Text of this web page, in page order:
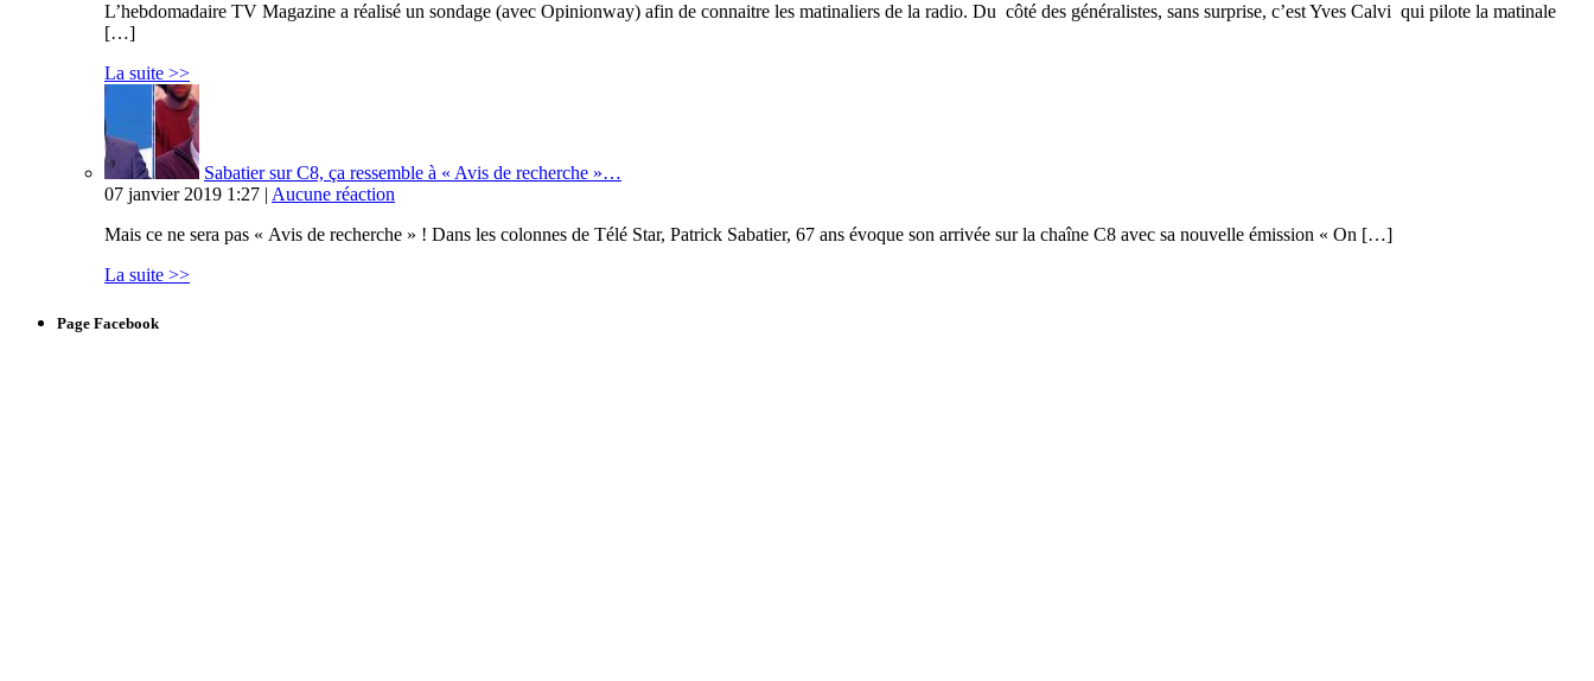
L’hebdomadaire TV Magazine a réalisé un sondage (avec Opinionway) afin de connaitre les matinaliers de la radio. Du côté des généralistes, sans surprise, c’est Yves Calvi qui pilote la matinale
[…]
La suite >>
Sabatier sur C8, ça ressemble à « Avis de recherche »…
07 janvier 2019 1:27 | Aucune réaction
Mais ce ne sera pas « Avis de recherche » ! Dans les colonnes de Télé Star, Patrick Sabatier, 67 ans évoque son arrivée sur la chaîne C8 avec sa nouvelle émission « On […]
La suite >>
Page Facebook